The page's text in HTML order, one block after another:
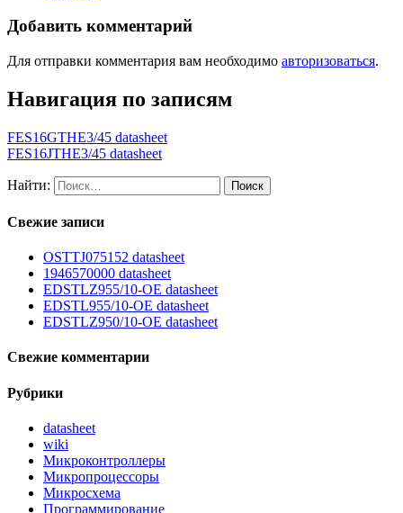
Добавить комментарий
Для отправки комментария вам необходимо авторизоваться.
Навигация по записям
FES16GTHE3/45 datasheet
FES16JTHE3/45 datasheet
Найти:
Свежие записи
OSTTJ075152 datasheet
1946570000 datasheet
EDSTLZ955/10-OE datasheet
EDSTL955/10-OE datasheet
EDSTLZ950/10-OE datasheet
Свежие комментарии
Рубрики
datasheet
wiki
Микроконтроллеры
Микропроцессоры
Микросхема
Программирование